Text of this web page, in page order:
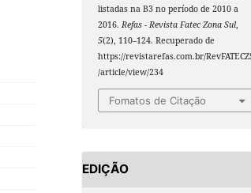
listadas na B3 no período de 2010 a
2016.Refas - Revista Fatec Zona Sul,
5(2), 110–124. Recuperado de
https://revistarefas.com.br/
/article/view/234
Fomatos de Citação
EDIÇÃO